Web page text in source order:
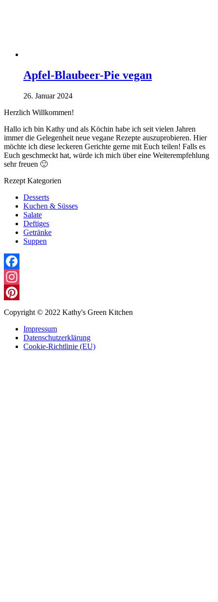
Apfel-Blaubeer-Pie vegan
26. Januar 2024
Herzlich Willkommen!
Hallo ich bin Kathy und als Köchin habe ich seit vielen Jahren
immer die Gelegenheit neue vegane Rezepte auszuprobieren. Hier
möchte ich diese leckeren Gerichte gerne mit Euch teilen! Falls es
Euch geschmeckt hat, würde ich mich über eine Weiterempfehlung
sehr freuen 🙂
Rezept Kategorien
Desserts
Kuchen & Süsses
Salate
Deftiges
Getränke
Suppen
Facebook
Instagram
Pinterest
Copyright © 2022 Kathy's Green Kitchen
Impressum
Datenschutzerklärung
Cookie-Richtlinie (EU)